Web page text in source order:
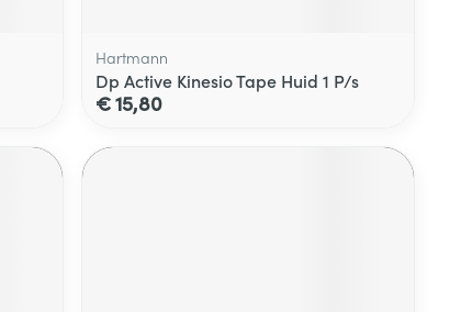
Hartmann
Dp Active Kinesio Tape Huid 1 P/s
€ 15,80